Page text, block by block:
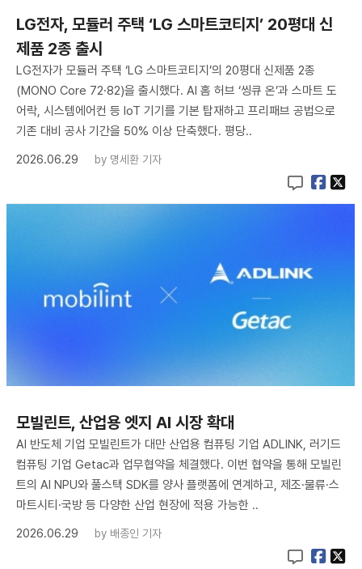
LG전자, 모듈러 주택 ‘LG 스마트코티지’ 20평대 신
제품 2종 출시
LG전자가 모듈러 주택 ‘LG 스마트코티지’의 20평대 신제품 2종
(MONO Core 72·82)을 출시했다. AI 홈 허브 ‘씽큐 온’과 스마트 도
어락, 시스템에어컨 등 IoT 기기를 기본 탑재하고 프리패브 공법으로
기존 대비 공사 기간을 50% 이상 단축했다. 평당..
2026.06.29
by 명세환 기자
모빌린트, 산업용 엣지 AI 시장 확대
AI 반도체 기업 모빌린트가 대만 산업용 컴퓨팅 기업 ADLINK, 러기드
컴퓨팅 기업 Getac과 업무협약을 체결했다. 이번 협약을 통해 모빌린
트의 AI NPU와 풀스택 SDK를 양사 플랫폼에 연계하고, 제조·물류·스
마트시티·국방 등 다양한 산업 현장에 적용 가능한 ..
2026.06.29
by 배종인 기자